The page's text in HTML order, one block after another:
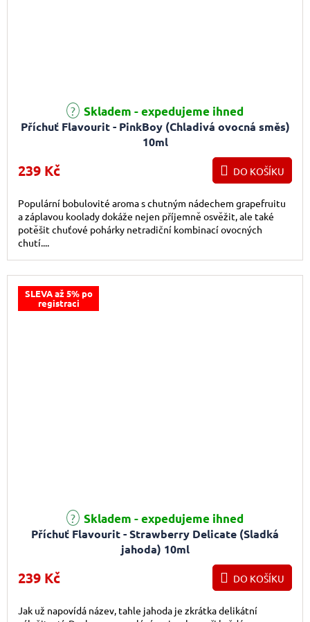
Příchuť Flavourit - PinkBoy (Chladivá ovocná směs)
10ml
Skladem - expedujeme ihned
239 Kč DO KOŠÍKU
Populární bobulovité aroma s chutným nádechem grapefruitu
a záplavou koolady dokáže nejen příjemně osvěžit, ale také
potěšit chuťové pohárky netradiční kombinací ovocných
chutí....
SLEVA až 5% po
registraci
Příchuť Flavourit - Strawberry Delicate (Sladká
jahoda) 10ml
Skladem - expedujeme ihned
239 Kč DO KOŠÍKU
Jak už napovídá název, tahle jahoda je zkrátka delikátní